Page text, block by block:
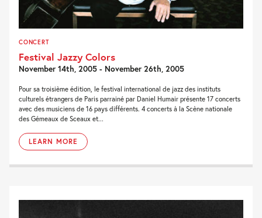
CONCERT
Festival Jazzy Colors
November 14th, 2005 - November 26th, 2005
Pour sa troisième édition, le festival international de jazz des instituts
culturels étrangers de Paris parrainé par Daniel Humair présente 17 concerts
avec des musiciens de 16 pays différents. 4 concerts à la Scène nationale
des Gémeaux de Sceaux et...
LEARN MORE